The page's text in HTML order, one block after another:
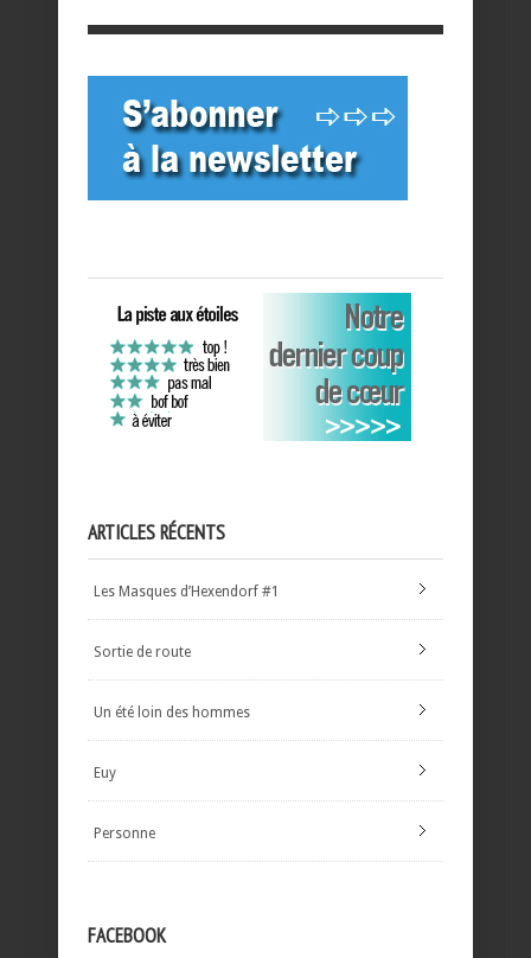
ARTICLES RÉCENTS
Les Masques d’Hexendorf #1
Sortie de route
Un été loin des hommes
Euy
Personne
FACEBOOK